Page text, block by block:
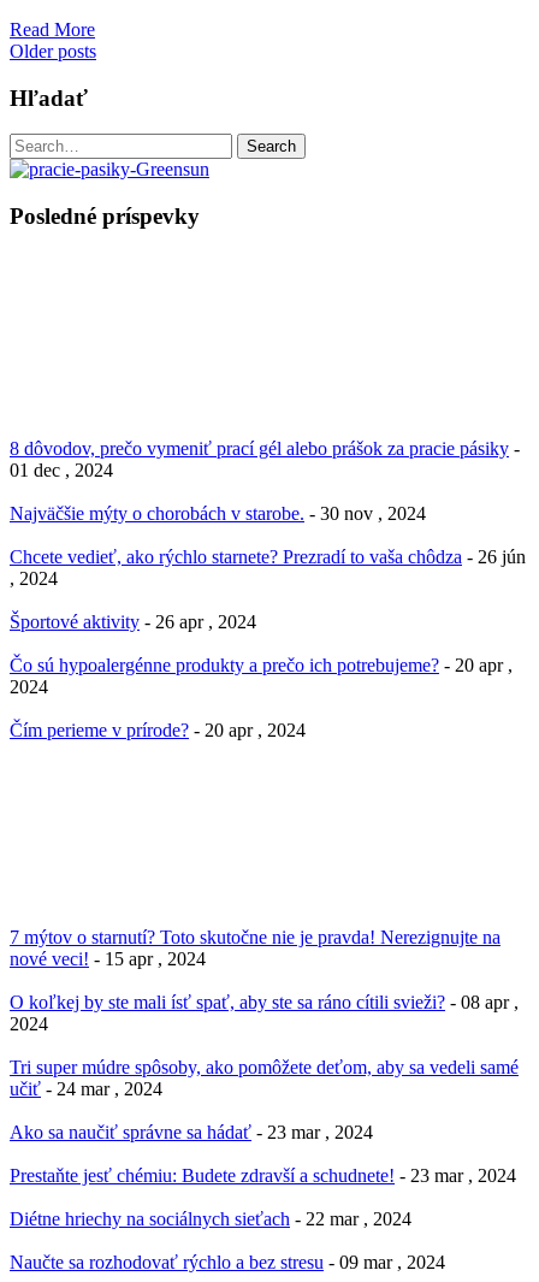
Read More
Posts
Older posts
Hľadať
Search
for:
Search
Posledné príspevky
8 dôvodov, prečo vymeniť prací gél alebo prášok za pracie pásiky -
01 dec , 2024
Najväčšie mýty o chorobách v starobe. - 30 nov , 2024
Chcete vedieť, ako rýchlo starnete? Prezradí to vaša chôdza - 26 jún
, 2024
Športové aktivity - 26 apr , 2024
Čo sú hypoalergénne produkty a prečo ich potrebujeme? - 20 apr ,
2024
Čím perieme v prírode? - 20 apr , 2024
7 mýtov o starnutí? Toto skutočne nie je pravda! Nerezignujte na
nové veci! - 15 apr , 2024
O koľkej by ste mali ísť spať, aby ste sa ráno cítili svieži? - 08 apr ,
2024
Tri super múdre spôsoby, ako pomôžete deťom, aby sa vedeli samé
učiť - 24 mar , 2024
Ako sa naučiť správne sa hádať - 23 mar , 2024
Prestaňte jesť chémiu: Budete zdravší a schudnete! - 23 mar , 2024
Diétne hriechy na sociálnych sieťach - 22 mar , 2024
Naučte sa rozhodovať rýchlo a bez stresu - 09 mar , 2024